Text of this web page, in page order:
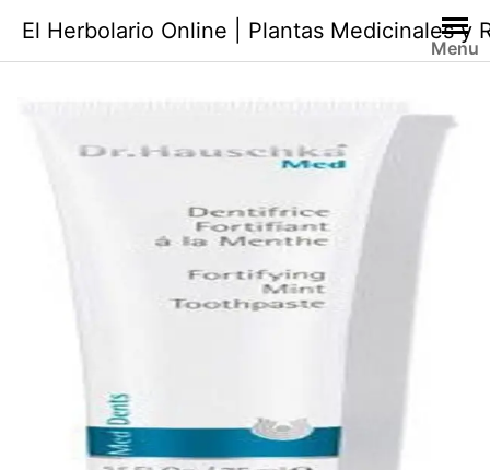
contenido
El Herbolario Online | Plantas Medicinales y
Menu